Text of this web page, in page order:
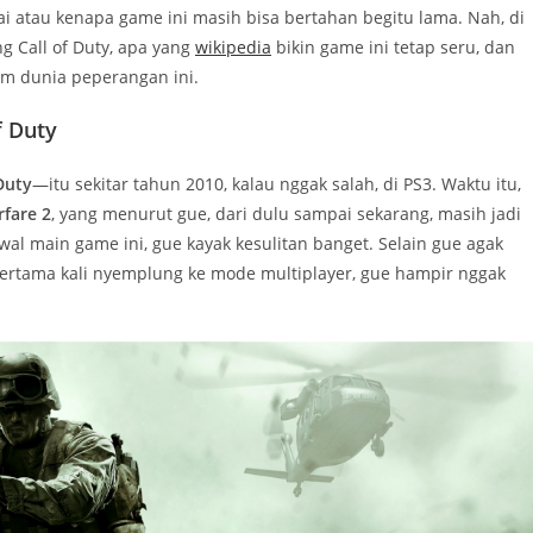
kenapa game ini masih bisa bertahan begitu lama. Nah, di
Call of Duty, apa yang wikipedia bikin game ini tetap seru, dan
dunia peperangan ini.
Duty
—itu sekitar tahun 2010, kalau nggak salah, di PS3. Waktu itu,
2, yang menurut gue, dari dulu sampai sekarang, masih jadi
main game ini, gue kayak kesulitan banget. Selain gue agak
kali nyemplung ke mode multiplayer, gue hampir nggak